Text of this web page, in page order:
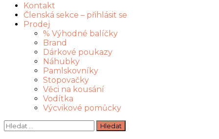
Kontakt
Členská sekce – přihlásit se
Prodej
% Výhodné balíčky
Brand
Dárkové poukazy
Náhubky
Pamlskovníky
Stopovačky
Věci na kousání
Vodítka
Výcvikové pomůcky
Vyhledávání